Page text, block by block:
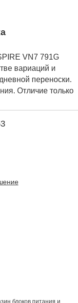
VN7 791G
вариаций и
переноски.
Отличие только
блоков питания и